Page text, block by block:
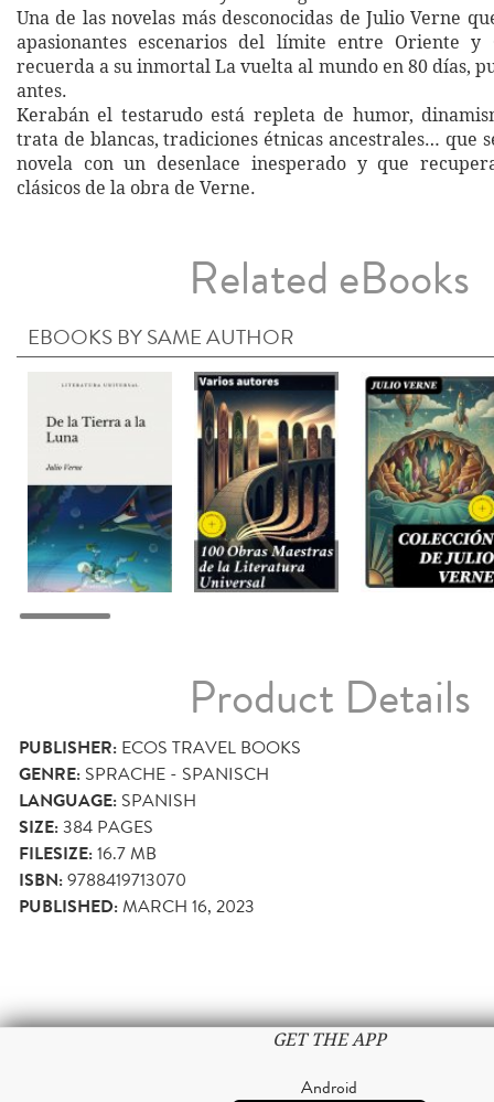
Una de las novelas más desconocidas de Julio Verne
apasionantes escenarios del límite entre Oriente y
recuerda a su inmortal La vuelta al mundo en 80 días,
antes.
Kerabán el testarudo está repleta de humor,
trata de blancas, tradiciones étnicas ancestrales… que
novela con un desenlace inesperado y que
clásicos de la obra de Verne.
Related eBooks
EBOOKS BY SAME AUTHOR
Product Details
PUBLISHER: ECOS TRAVEL BOOKS
GENRE: SPRACHE - SPANISCH
LANGUAGE: SPANISH
SIZE:384 PAGES
FILESIZE:16.7 MB
ISBN:9788419713070
PUBLISHED:MARCH 16, 2023
GET THE APP
Android